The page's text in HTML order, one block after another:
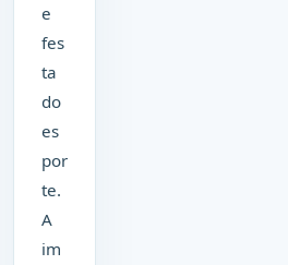
e
fes
ta
do
es
por
te.
A
im